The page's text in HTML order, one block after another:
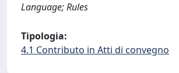
Language; Rules
Tipologia:
4.1 Contributo in Atti di convegno